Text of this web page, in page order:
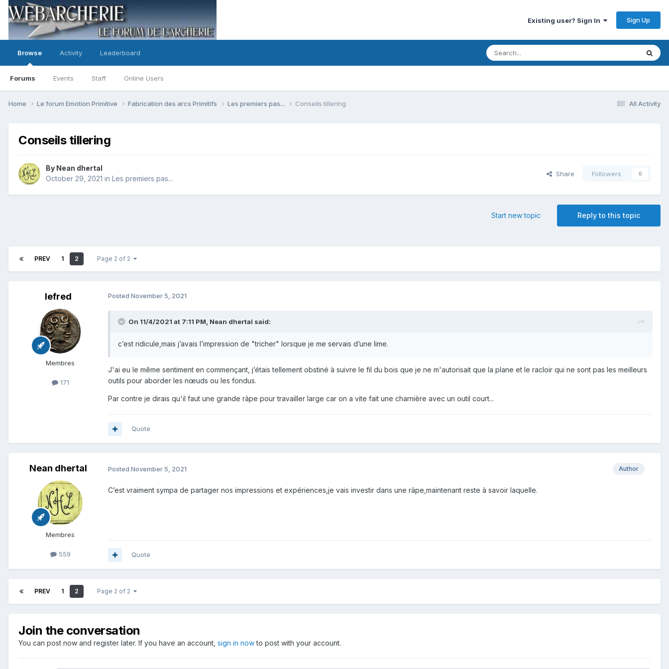
Existing user? Sign In Sign Up
Browse
Forums Events Staff Online Users
Activity Leaderboard
All Activity
Home Le forum Emotion Primitive Fabrication des arcs Primitifs Les premiers pas... Conseils tillering
Conseils tillering
By Nean dhertal
October 29, 2021 in Les premiers pas...
Share Followers 0
Reply to this topic
Start new topic
PREV 1 2 Page 2 of 2
lefred
Membres
171
Posted November 5, 2021
On 11/4/2021 at 7:11 PM, Nean dhertal said:
c’est ridicule,mais j’avais l’impression de "tricher" lorsque je me servais d’une lime.
J'ai eu le même sentiment en commençant, j’étais tellement obstiné à suivre le fil du bois que je ne m'autorisait que la plane et le racloir qui ne sont pas les meilleurs
outils pour aborder les nœuds ou les fondus.
Par contre je dirais qu'il faut une grande râpe pour travailler large car on a vite fait une charnière avec un outil court...
Quote
Nean dhertal
Membres
559
Author
Posted November 5, 2021
C’est vraiment sympa de partager nos impressions et expériences,je vais investir dans une râpe,maintenant reste à savoir laquelle.
Quote
PREV 1 2 Page 2 of 2
Join the conversation
You can post now and register later. If you have an account, sign in nowto post with your account.